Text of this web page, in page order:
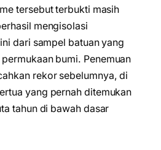
tersebut terbukti masih
mengisolasi
dari sampel batuan yang
bumi. Penemuan
rekor sebelumnya, di
yang pernah ditemukan
tahun di bawah dasar